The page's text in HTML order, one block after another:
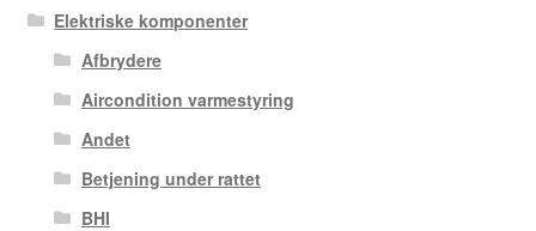
Elektriske komponenter
Afbrydere
Aircondition varmestyring
Andet
Betjening under rattet
BHI